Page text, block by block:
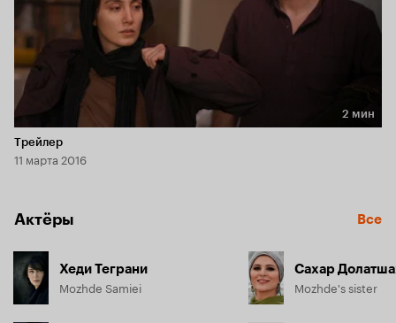
Длительность 2 мин
2 мин
Трейлер
11 марта 2016
Актёры Все
Хеди Теграни
Mozhde Samiei
Сахар
Mozhde's sister